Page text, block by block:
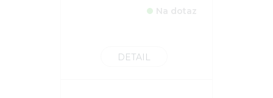
Na dotaz
DETAIL